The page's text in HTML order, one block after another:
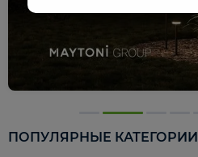
ПОПУЛЯРНЫЕ КАТЕГОРИИ